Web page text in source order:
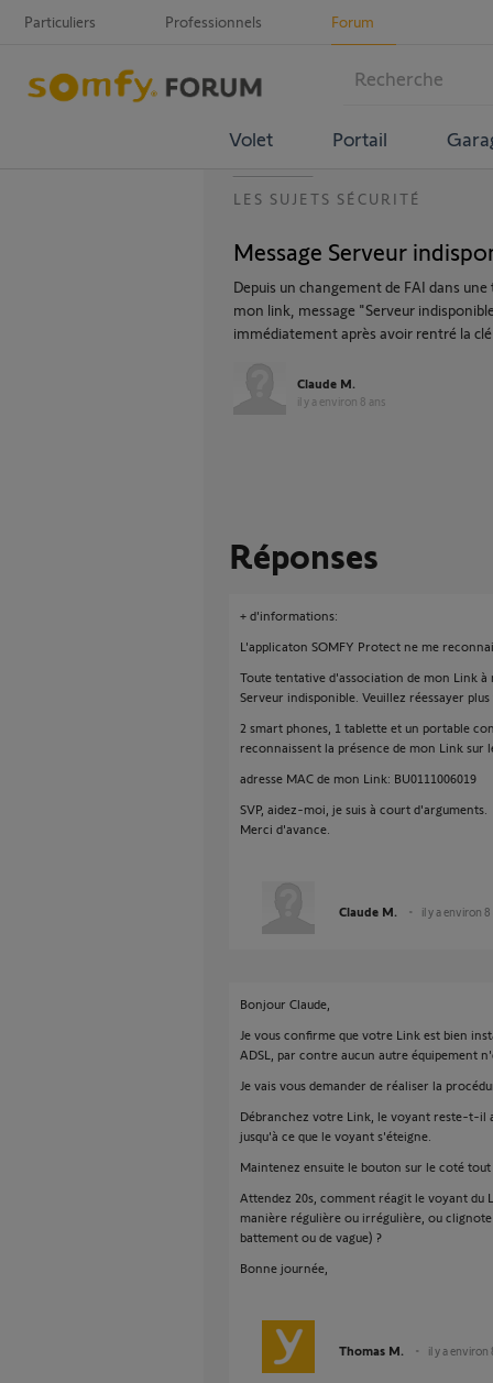
Particuliers Professionnels Forum
Volet Portail
LES SUJETS SÉCURITÉ
Message Serveur
Depuis un changement de FAI dans
mon link, message "Serveur
immédiatement après avoir rentré la clé
Claude M.
il y a environ 8 ans
Réponses
+ d'informations:
L'applicaton SOMFY Protect ne me
Toute tentative d'association de mon Link à
Serveur indisponible. Veuillez réessayer
2 smart phones, 1 tablette et un portable
reconnaissent la présence de mon Link sur
adresse MAC de mon Link: BU0111006019
SVP, aidez-moi, je suis à court d'arguments.
Merci d'avance.
Claude M. il y a environ 8
Bonjour Claude,
Je vous confirme que votre Link est bien
ADSL, par contre aucun autre équipement
Je vais vous demander de réaliser la
Débranchez votre Link, le voyant reste-t-il
jusqu'à ce que le voyant s'éteigne.
Maintenez ensuite le bouton sur le coté
Attendez 20s, comment réagit le voyant
manière régulière ou irrégulière, ou
battement ou de vague) ?
Bonne journée,
Thomas M. il y a environ